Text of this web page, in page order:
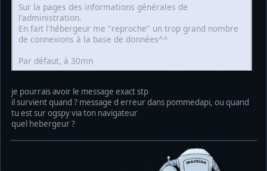
Sur la pages des informations générales de
l'administration.
En fait l'hébergeur me "reproche" un trop grand nombre
de connexions à la base de données^^
Par défaut, à 30mn
je pourrais avoir le message exact stp
il survient quand ? message d erreur dans pommedapi, ou quand
tu est sur ogspy via ton navigateur
quel hebergeur ?